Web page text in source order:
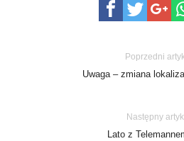
Poprzedni
Uwaga – zmiana
Następny
Lato z